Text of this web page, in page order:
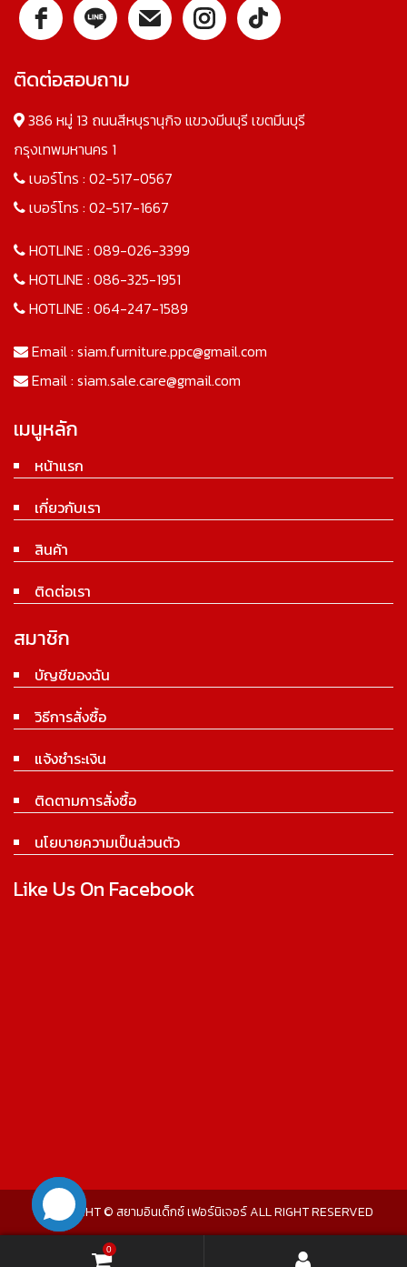
ติดต่อสอบถาม
386 หมู่ 13 ถนนสีหบุรานุกิจ แขวงมีนบุรี เขตมีนบุรี
กรุงเทพมหานคร 1
เบอร์โทร : 02-517-0567
เบอร์โทร : 02-517-1667
HOTLINE : 089-026-3399
HOTLINE : 086-325-1951
HOTLINE : 064-247-1589
Email : siam.furniture.ppc@gmail.com
Email : siam.sale.care@gmail.com
เมนูหลัก
หน้าแรก
เกี่ยวกับเรา
สินค้า
ติดต่อเรา
สมาชิก
บัญชีของฉัน
วิธีการสั่งซื้อ
แจ้งชำระเงิน
ติดตามการสั่งซื้อ
นโยบายความเป็นส่วนตัว
Like Us On Facebook
COPYRIGHT © สยามอินเด็กซ์ เฟอร์นิเจอร์ ALL RIGHT RESERVED
0